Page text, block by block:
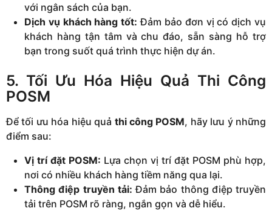
với ngân sách của bạn.
Dịch vụ khách hàng tốt: Đảm bảo đơn vị có dịch vụ
khách hàng tận tâm và chu đáo, sẵn sàng hỗ trợ
bạn trong suốt quá trình thực hiện dự án.
5. Tối Ưu Hóa Hiệu Quả Thi Công
POSM
Để tối ưu hóa hiệu quả thi công POSM, hãy lưu ý những
điểm sau:
Vị trí đặt POSM: Lựa chọn vị trí đặt POSM phù hợp,
nơi có nhiều khách hàng tiềm năng qua lại.
Thông điệp truyền tải: Đảm bảo thông điệp truyền
tải trên POSM rõ ràng, ngắn gọn và dễ hiểu.